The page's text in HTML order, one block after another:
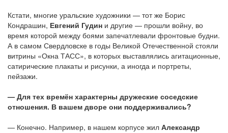
Кстати, многие уральские художники — тот же Борис
Кондрашин, Евгений Гудин и другие — прошли войну, во
время которой между боями запечатлевали фронтовые будни.
А в самом Свердловске в годы Великой Отечественной стояли
витрины «Окна ТАСС», в которых выставлялись агитационные,
сатирические плакаты и рисунки, а иногда и портреты,
пейзажи.
— Для тех времён характерны дружеские соседские
отношения. В вашем дворе они поддерживались?
— Конечно. Например, в нашем корпусе жил Александр